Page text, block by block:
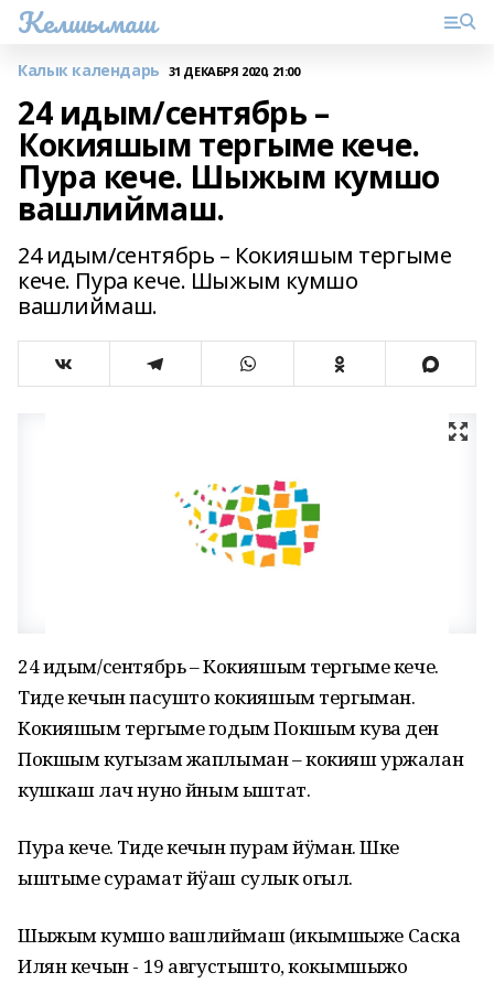
Келшымаш
Калык календарь 31 ДЕКАБРЯ 2020, 21:00
24 идым/сентябрь –
Кокияшым тергыме кече.
Пура кече. Шыжым кумшо
вашлиймаш.
24 идым/сентябрь – Кокияшым тергыме
кече. Пура кече. Шыжым кумшо
вашлиймаш.
24 идым/сентябрь – Кокияшым тергыме кече.
Тиде кечын пасушто кокияшым тергыман.
Кокияшым тергыме годым Покшым кува ден
Покшым кугызам жаплыман – кокияш уржалан
кушкаш лач нуно йӧным ыштат.
Пура кече. Тиде кечын пурам йӱман. Шке
ыштыме сурамат йӱаш сулык огыл.
Шыжым кумшо вашлиймаш (икымшыже Саска
Илян кечын - 19 августышто, кокымшыжо